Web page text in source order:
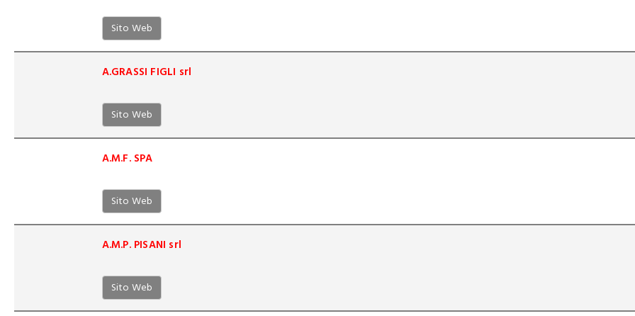
Sito Web
A.GRASSI FIGLI srl
Sito Web
A.M.F. SPA
Sito Web
A.M.P. PISANI srl
Sito Web